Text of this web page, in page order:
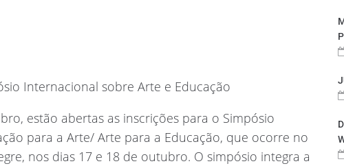
Internacional sobre Arte e Educação
estão abertas as inscrições para o Simpósio
para a Arte/ Arte para a Educação, que ocorre no
nos dias 17 e 18 de outubro. O simpósio integra a